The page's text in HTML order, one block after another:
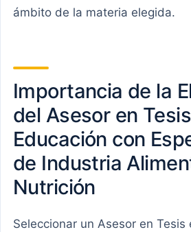
ámbito de la materia elegida.
Importancia de la
del Asesor en
Educación con
de Industria
Nutrición
Seleccionar un Asesor en Tesis